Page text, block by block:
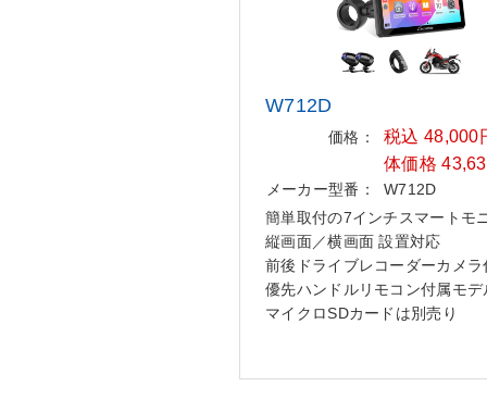
W712D
価格：
税込 48,000
体価格
メーカー型番：
W712D
簡単取付の7インチスマートモ
縦画面／横画面 設置対応
前後ドライブレコーダーカメラ
優先ハンドルリモコン付属モデ
マイクロSDカードは別売り